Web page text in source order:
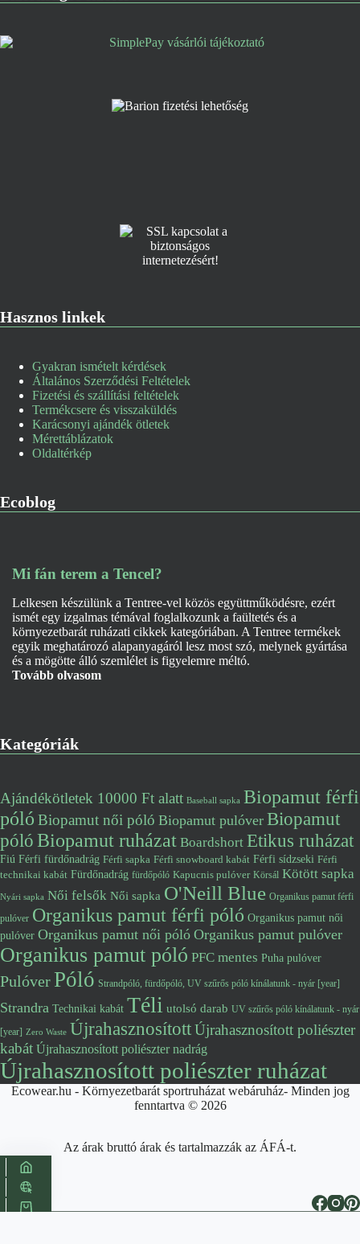
Hasznos linkek
Gyakran ismételt kérdések
Általános Szerződési Feltételek
Fizetési és szállítási feltételek
Termékcsere és visszaküldés
Karácsonyi ajándék ötletek
Mérettáblázatok
Oldaltérkép
Ecoblog
Mi fán terem a Tencel?
Lelkesen készülünk a Tentree-vel közös együttműködésre, ezért
ismét egy izgalmas témával foglalkozunk a faültetés és a
környezetbarát ruházati cikkek kategóriában. A Tentree termékek
egyik meghatározó alapanyagáról lesz most szó, melynek gyártása
és a mögötte álló szemlélet is figyelemre méltó.
Tovább olvasom
Kategóriák
Ajándékötletek 10000 Ft alatt Baseball sapka Biopamut férfi
póló Biopamut női póló Biopamut pulóver Biopamut
pólóBiopamut ruházat Boardshort Etikus ruházat
Fiú Férfi fürdőnadrág Férfi sapka Férfi snowboard kabát Férfi sídzseki Férfi
technikai kabát Fürdőnadrág fürdőpóló Kapucnis pulóver Körsál Kötött sapka
Nyári sapka Női felsők Női sapka O'Neill Blue Organikus pamut férfi
pulóver Organikus pamut férfi póló Organikus pamut női
pulóver Organikus pamut női póló Organikus pamut pulóver
Organikus pamut póló PFC mentes Puha pulóver
PulóverPóló Strandpóló, fürdőpóló, UV szűrős póló kínálatunk - nyár [year]
Strandra Technikai kabát Téli utolsó darab UV szűrős póló kínálatunk - nyár
[year] Zero Waste ÚjrahasznosítottÚjrahasznosított poliészter
kabát Újrahasznosított poliészter nadrág
Újrahasznosított poliészter ruházat
Ecowear.hu - Környezetbarát sportruházat webáruház- Minden jog
fenntartva © 2026
Az árak bruttó árak és tartalmazzák az ÁFÁ-t.